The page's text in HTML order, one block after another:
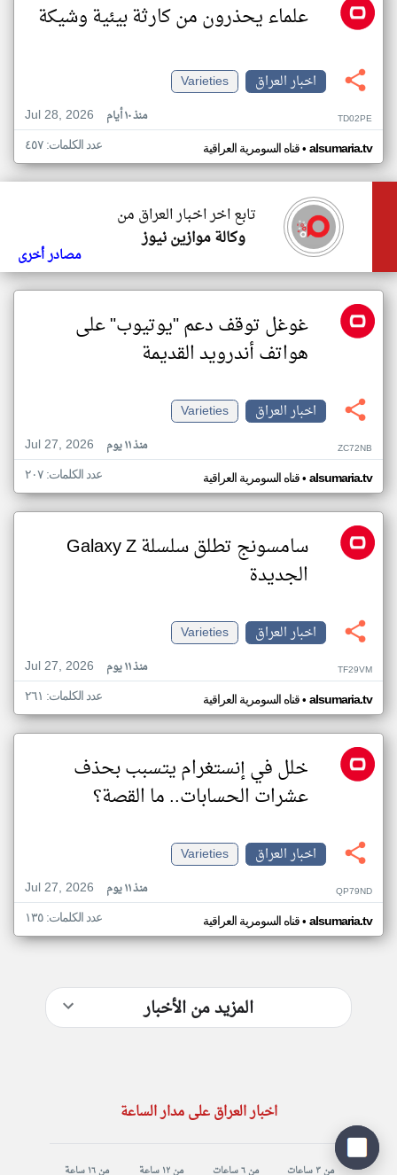
علماء يحذرون من كارثة بيئية وشيكة
اخبار العراق
Varieties
Jul 28, 2026
منذ ١٠ أيام TD02PE
قناه السومرية العراقية• alsumaria.tv عدد الكلمات: ٤٥٧
تابع اخر اخبار العراق من
وكالة موازين نيوز
مصادر أخرى
غوغل توقف دعم "يوتيوب" على
هواتف أندرويد القديمة
اخبار العراق
Varieties
Jul 27, 2026
منذ ١١ يوم ZC72NB
قناه السومرية العراقية• alsumaria.tv عدد الكلمات: ٢٠٧
سامسونج تطلق سلسلة Galaxy Z
الجديدة
اخبار العراق
Varieties
Jul 27, 2026
منذ ١١ يوم TF29VM
قناه السومرية العراقية• alsumaria.tv عدد الكلمات: ٢٦١
خلل في إنستغرام يتسبب بحذف
عشرات الحسابات.. ما القصة؟
اخبار العراق
Varieties
Jul 27, 2026
منذ ١١ يوم QP79ND
قناه السومرية العراقية• alsumaria.tv عدد الكلمات: ١٣٥
المزيد من الأخبار
اخبار العراق على مدار الساعة
من ٣ ساعات من ٦ ساعات من ١٢ ساعة من ١٦ ساعة